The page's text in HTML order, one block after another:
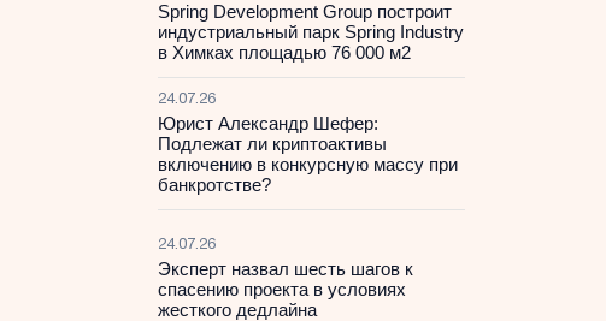
Spring Development Group построит
индустриальный парк Spring Industry
в Химках площадью 76 000 м2
24.07.26
Юрист Александр Шефер:
Подлежат ли криптоактивы
включению в конкурсную массу при
банкротстве?
24.07.26
Эксперт назвал шесть шагов к
спасению проекта в условиях
жесткого дедлайна